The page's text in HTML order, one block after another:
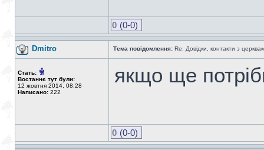
0 (0-0)
Dmitro Тема повідомлення: Re: Довідки, контакти з
Стать:
Востаннє тут були:
12 жовтня 2014, 08:28
Написано: 222
якщо ще
0 (0-0)